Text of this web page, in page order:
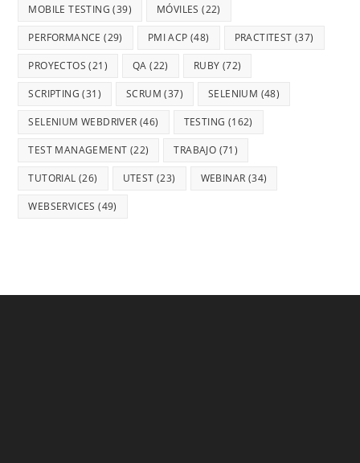
MOBILE TESTING (39) MÓVILES (22)
PERFORMANCE (29) PMI ACP (48) PRACTITEST (37)
PROYECTOS (21) QA (22) RUBY (72)
SCRIPTING (31) SCRUM (37) SELENIUM (48)
SELENIUM WEBDRIVER (46) TESTING (162)
TEST MANAGEMENT (22) TRABAJO (71)
TUTORIAL (26) UTEST (23) WEBINAR (34)
WEBSERVICES (49)